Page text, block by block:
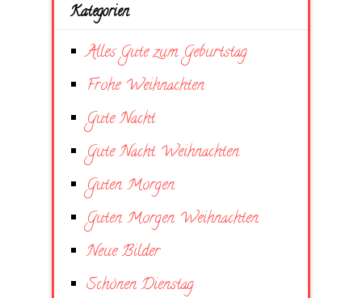
Kategorien
Alles Gute zum Geburtstag
Frohe Weihnachten
Gute Nacht
Gute Nacht Weihnachten
Guten Morgen
Guten Morgen Weihnachten
Neue Bilder
Schönen Dienstag